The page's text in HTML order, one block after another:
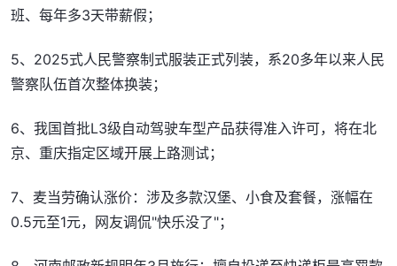
班、每年多3天带薪假；
5、2025式人民警察制式服装正式列装，系20多年以来人民
警察队伍首次整体换装；
6、我国首批L3级自动驾驶车型产品获得准入许可，将在北
京、重庆指定区域开展上路测试；
7、麦当劳确认涨价：涉及多款汉堡、小食及套餐，涨幅在
0.5元至1元，网友调侃"快乐没了"；